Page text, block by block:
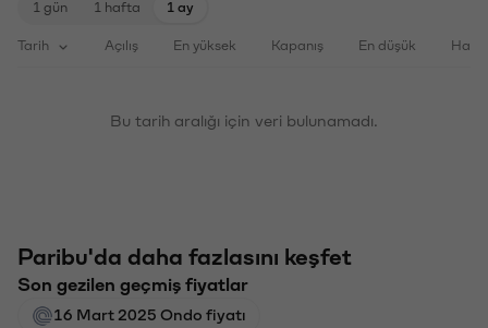
1 gün 1 hafta 1 ay
Tarih Açılış En yüksek Kapanış En düşük
Bu tarih aralığı için veri bulunamadı.
Paribu'da daha fazlasını keşfet
Son gezilen geçmiş fiyatlar
16 Mart 2025 Ondo fiyatı